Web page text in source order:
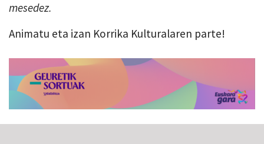
mesedez.
Animatu eta izan Korrika Kulturalaren parte!